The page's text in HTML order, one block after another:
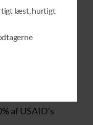
penge
beløb.
drives af
af USAID’s
læst, hurtigt